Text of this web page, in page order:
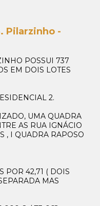
Pilarzinho -
POSSUI 737
EM DOIS LOTES
2.
UMA QUADRA
AS RUA IGNÁCIO
, I QUADRA RAPOSO
POR 42,71 ( DOIS
MAS